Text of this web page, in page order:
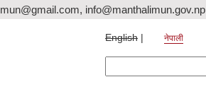
info@manthalimun.gov.np
English नेपाली